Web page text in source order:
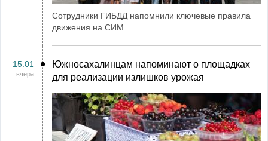
Сотрудники ГИБДД напомнили ключевые правила
движения на СИМ
15:01
вчера
Южносахалинцам напоминают о площадках
для реализации излишков урожая